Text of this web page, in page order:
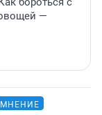
—
МНЕНИЕ